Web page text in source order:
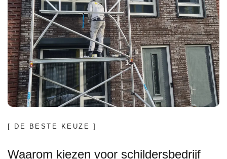
[ DE BESTE KEUZE ]
Waarom kiezen voor schildersbedrijf